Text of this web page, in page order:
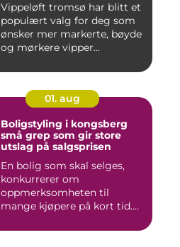
Vippeløft tromsø har blitt et
populært valg for deg som
ønsker mer markerte, bøyde
og mørkere vipper...
01. aug
Boligstyling i kongsberg
små grep som gir store
utslag på salgsprisen
En bolig som skal selges,
konkurrerer om
oppmerksomheten til
mange kjøpere på kort tid.